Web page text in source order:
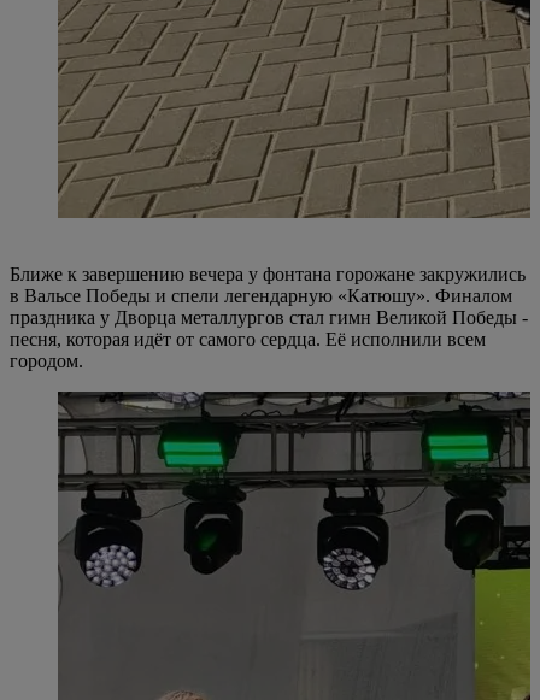
Ближе к завершению вечера у фонтана горожане закружились
в Вальсе Победы и спели легендарную «Катюшу». Финалом
праздника у Дворца металлургов стал гимн Великой Победы -
песня, которая идёт от самого сердца. Её исполнили всем
городом.